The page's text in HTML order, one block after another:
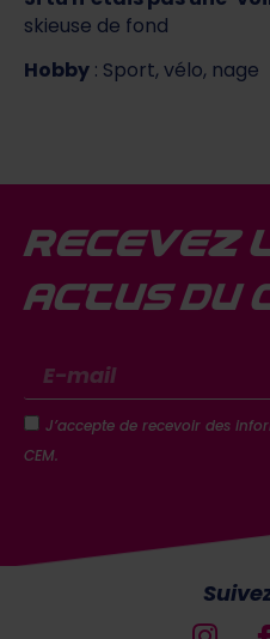
skieuse de fond
Hobby : Sport, vélo, nage
Recevez
actus du
J’accepte de recevoir des
CEM.